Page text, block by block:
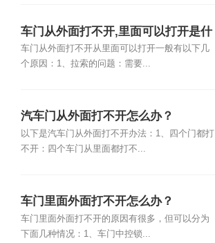
车门从外面打不开,里面可以打开是什
么原因？
车门从外面打不开从里面可以打开一般有以下几
个原因：1、拉索的问题：需要...
汽车门从外面打不开怎么办？
以下是汽车门从外面打不开办法：1、四个门都打
不开：四个车门从里面都打不...
车门里面外面打不开怎么办？
车门里面外面打不开的原因有很多，但可以分为
下面几种情况：1、车门中控锁...